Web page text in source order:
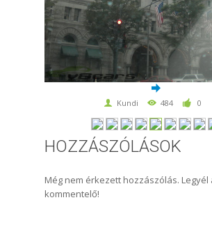
Kundi 484 0
HOZZÁSZÓLÁSOK
Még nem érkezett hozzászólás. Legyél
kommentelő!